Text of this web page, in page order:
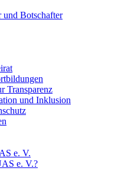
Botschafter
Transparenz
und Inklusion
e. V.
e. V.?